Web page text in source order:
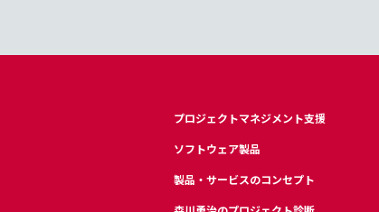
プロジェクトマネジメント支援
ソフトウェア製品
製品・サービスのコンセプト